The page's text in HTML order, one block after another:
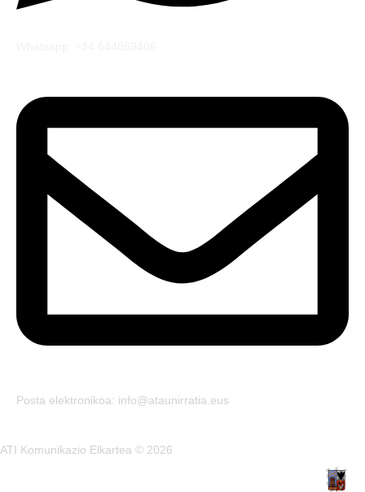
Posta elektronikoa: info@ataunirratia.eus
ATI Komunikazio Elkartea © 2026